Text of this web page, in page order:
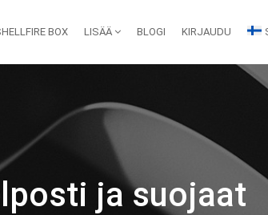
BOX LISÄÄ BLOGI KIRJAUDU
ja suojaat